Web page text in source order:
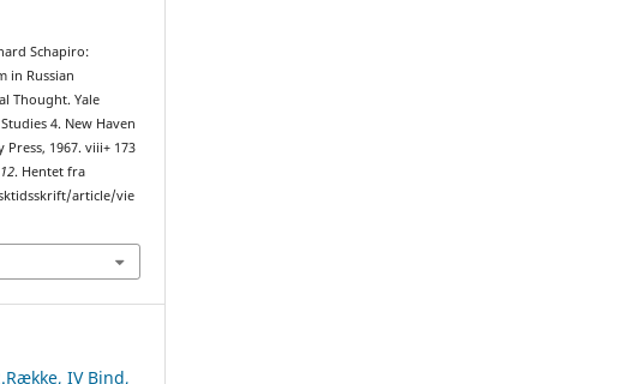
Schapiro:
in Russian
Thought. Yale
4. New Haven
1967. viii+ 173
12. Hentet fra
article/vie
IV Bind,